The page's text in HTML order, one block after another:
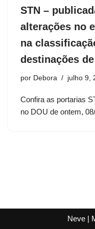
STN –
alterações no
na
destinações
por Debora julho 9,
Confira as portarias
no DOU de ontem,
Neve|